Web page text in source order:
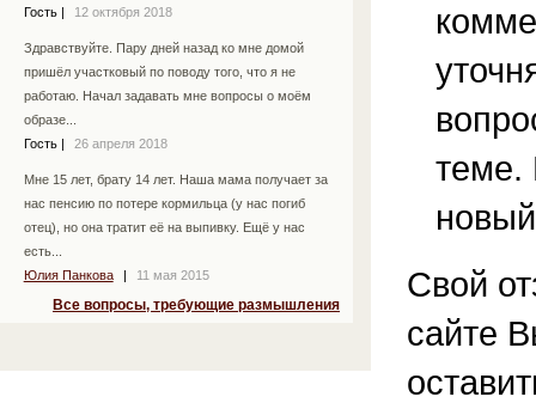
Гость
12 октября 2018
Здравствуйте. Пару дней назад ко мне домой
пришёл участковый по поводу того, что я не
работаю. Начал задавать мне вопросы о моём
образе...
Гость
26 апреля 2018
Мне 15 лет, брату 14 лет. Наша мама получает за
нас пенсию по потере кормильца (у нас погиб
отец), но она тратит её на выпивку. Ещё у нас
есть...
Юлия Панкова
11 мая 2015
Все вопросы, требующие размышления
теме.
Свой
сайте